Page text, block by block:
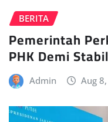
BERITA
Pemerintah
PHK Demi
Admin Aug